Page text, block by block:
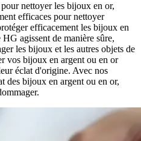
nettoyer les bijoux en or,
efficaces pour nettoyer
efficacement les bijoux en
agissent de manière sûre,
les bijoux et les autres objets de
vos bijoux en argent ou en or
éclat d'origine. Avec nos
des bijoux en argent ou en or,